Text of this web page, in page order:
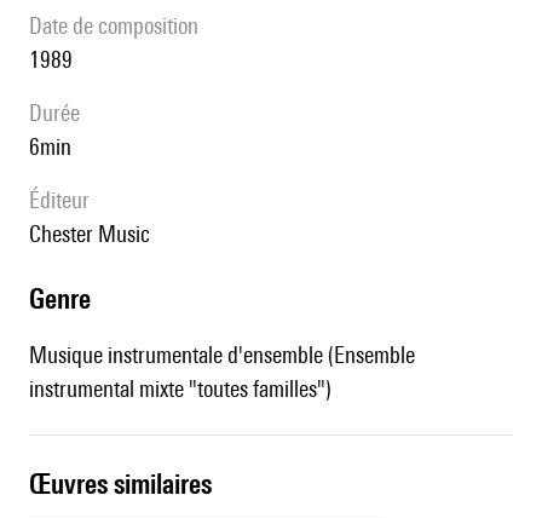
date de composition
1989
durée
6min
éditeur
Chester Music
genre
Musique instrumentale d'ensemble (Ensemble
instrumental mixte "toutes familles")
œuvres similaires